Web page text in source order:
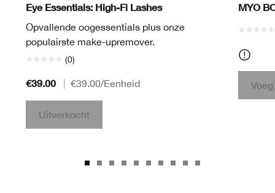
Eye Essentials: High-Fi Lashes
Opvallende oogessentials plus onze
populairste make-upremover.
(0)
€39.00 €39.00/Eenheid
Uitverkocht
MYO